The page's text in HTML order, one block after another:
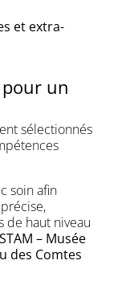
et extra-
un
sélectionnés
soin afin
de haut niveau
STAM – Musée
des Comtes